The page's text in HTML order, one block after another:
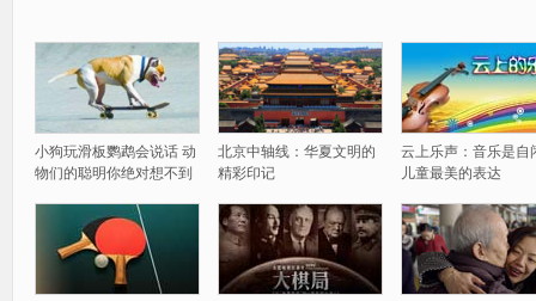
小狗玩滑板鹦鹉会说话 动
物们的聪明你绝对想不到
北京中轴线：华夏文明的
精彩印记
云上乐声：音乐是自
儿童最美的表达